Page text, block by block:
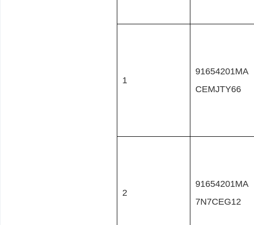
1
91654201MA
CEMJTY66
2
91654201MA
7N7CEG12